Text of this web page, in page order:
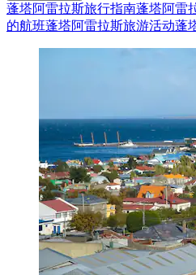
蓬塔阿雷拉斯旅行指南蓬塔阿雷
的航班蓬塔阿雷拉斯旅游活动蓬